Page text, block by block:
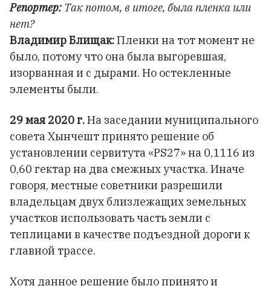
Репортер: Так потом, в итоге, была пленка или
нет?
Владимир Блищак:Пленки на тот момент не
было, потому что она была выгоревшая,
изорванная и с дырами. Но остекленные
элементы были.
29 мая 2020 г.На заседании муниципального
совета Хынчешт принято решение об
установлении сервитута «PS27» на 0,1116 из
0,60 гектар на два смежных участка. Иначе
говоря, местные советники разрешили
владельцам двух близлежащих земельных
участков использовать часть земли с
теплицами в качестве подъездной дороги к
главной трассе.
Хотя данное решение было принято и